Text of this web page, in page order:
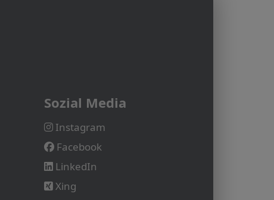
Sozial Media
Instagram
Facebook
LinkedIn
Xing